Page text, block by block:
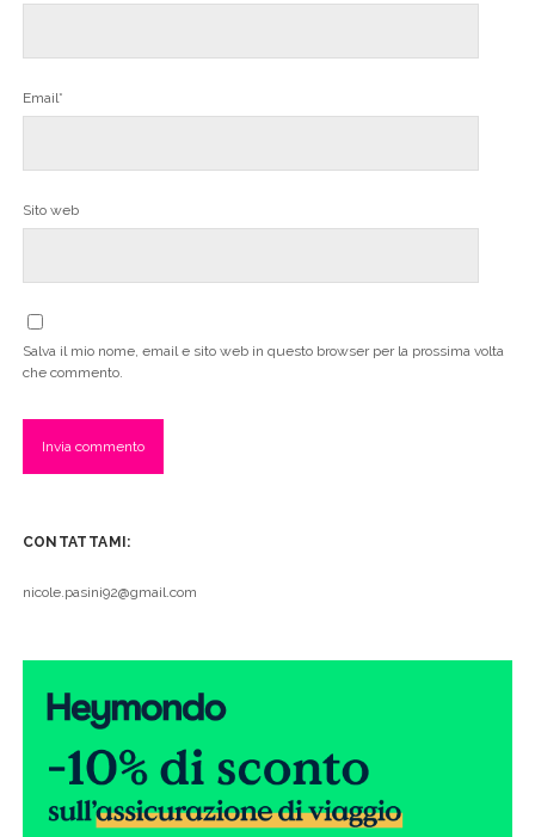
Email*
Sito web
Salva il mio nome, email e sito web in questo browser per la prossima volta
che commento.
CONTATTAMI:
nicole.pasini92@gmail.com